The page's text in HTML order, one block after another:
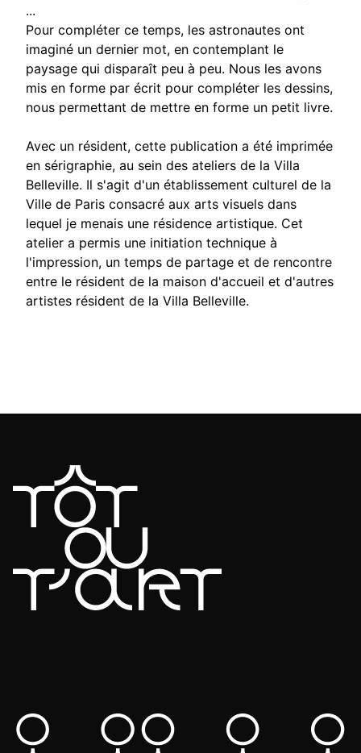
...
Pour compléter ce temps, les astronautes ont
imaginé un dernier mot, en contemplant le
paysage qui disparaît peu à peu. Nous les avons
mis en forme par écrit pour compléter les dessins,
nous permettant de mettre en forme un petit livre.
Avec un résident, cette publication a été imprimée
en sérigraphie, au sein des ateliers de la Villa
Belleville. Il s'agit d'un établissement culturel de la
Ville de Paris consacré aux arts visuels dans
lequel je menais une résidence artistique. Cet
atelier a permis une initiation technique à
l'impression, un temps de partage et de rencontre
entre le résident de la maison d'accueil et d'autres
artistes résident de la Villa Belleville.